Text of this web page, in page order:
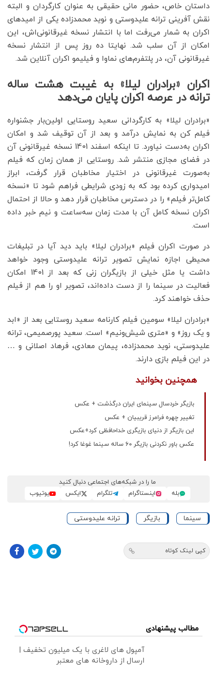
داستان خاص، حضور مانی حقیقی به عنوان کارگردان و البته
نقش آفرینی ترانه علیدوستی و نوید محمدزاده یکی از امیدهای
اکران به شمار می‌رفت اما با انتشار نسخه غیرقانونی‌اش، این
امکان از آن سلب شد. نهایتا ده روز پس از انتشار نسخه
غیرقانونی آن، در پلتفرم‌های نماوا و فیلیمو اکران آنلاین شد.
اکران «برادران لیلا» به غیبت هشت ساله
ترانه در عرصه اکران پایان می‌دهد
«برادران لیلا» به کارگردانی سعید روستایی اولین‌بار جشنواره
فیلم کن به نمایش درآمد و بعد از آن توقیف شد و امکان
اکران به‌دست نیاورد. تا اینکه اسفند 1401 نسخه غیرقانونی آن
در فضای مجازی منتشر شد. روستایی از همان زمان که فیلم
به‌صورت غیرقانونی در اختیار مخاطبان قرار گرفت، ابراز
امیدواری کرده بود که به زودی شرایطی فراهم شود تا «نسخه
کامل‌تر فیلم» را در دسترس مخاطبان قرار دهد و حالا از احتمال
اکران نسخه کامل آن با مدت زمان سه‌ساعت و نیم خبر داده
است.
در صورت اکران فیلم «برادران لیلا» باید دید آیا در تبلیغات
محیطی اجازه نمایش تصویر ترانه علیدوستی وجود خواهد
داشت یا مثل خیلی از بازیگران زنی که بعد از 1401 امکان
فعالیت در سینما را از دست داده‌اند، تصویر او را هم از فیلم
حذف خواهند کرد.
«برادران لیلا» سومین فیلم کارنامه سعید روستایی بعد از «ابد
و یک روز» و «متری شیش‌ونیم» است. سعید پورصمیمی، ترانه
علیدوستی، نوید محمدزاده، پیمان معادی، فرهاد اصلانی و …
در این فیلم بازی دارند.
همچنین بخوانید
بازیگر خردسال سینمای ایران درگذشت + عکس
تغییر چهره فرامرز قریبیان + عکس
این بازیگر از دنیای بازیگری خداحافظی کرد+عکس
عکس باور نکردنی بازیگر ۶۰ ساله سینما غوغا کرد!
ما را در شبکه‌های اجتماعی دنبال کنید
بله
اینستاگرام تلگرام ایکس یوتیوب
سینما بازیگر ترانه علیدوستی
کپی لینک کوتاه
مطالب پیشنهادی
آمپول های لاغری با یک میلیون تخفیف |
ارسال از داروخانه های معتبر